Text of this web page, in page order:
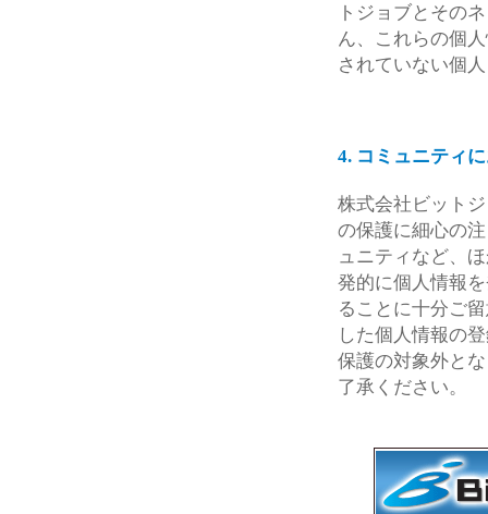
トジョブとその
ん、これらの個
されていない個
4. コミュニティ
株式会社ビット
の保護に細心の
ュニティなど、
発的に個人情報
ることに十分ご
した個人情報の
保護の対象外と
了承ください。